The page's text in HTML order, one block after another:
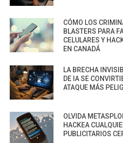
CÓMO LOS
BLASTERS PARA
CELULARES Y
EN CANADÁ
LA BRECHA
DE IA SE
ATAQUE MÁS
OLVIDA
HACKEA
PUBLICITARIOS